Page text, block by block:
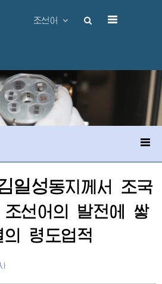
조선어
일성동지 께서 조국
조선어의 발전에 쌓
의 령도업적